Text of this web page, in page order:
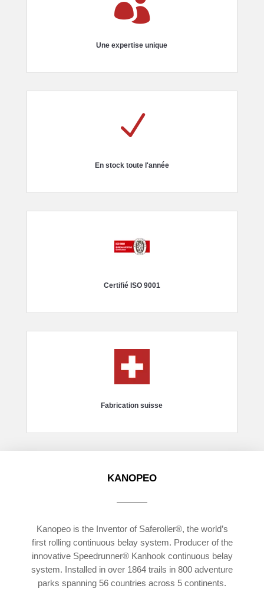
Une expertise unique
N
En stock toute l'année
Certifié ISO 9001
Fabrication suisse
KANOPEO
Kanopeo is the Inventor of Saferoller®, the world’s
first rolling continuous belay system. Producer of the
innovative Speedrunner® Kanhook continuous belay
system. Installed in over 1864 trails in 800 adventure
parks spanning 56 countries across 5 continents.